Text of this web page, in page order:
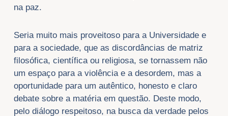
na paz.
Seria muito mais proveitoso para a Universidade e
para a sociedade, que as discordâncias de matriz
filosófica, científica ou religiosa, se tornassem não
um espaço para a violência e a desordem, mas a
oportunidade para um autêntico, honesto e claro
debate sobre a matéria em questão. Deste modo,
pelo diálogo respeitoso, na busca da verdade pelos